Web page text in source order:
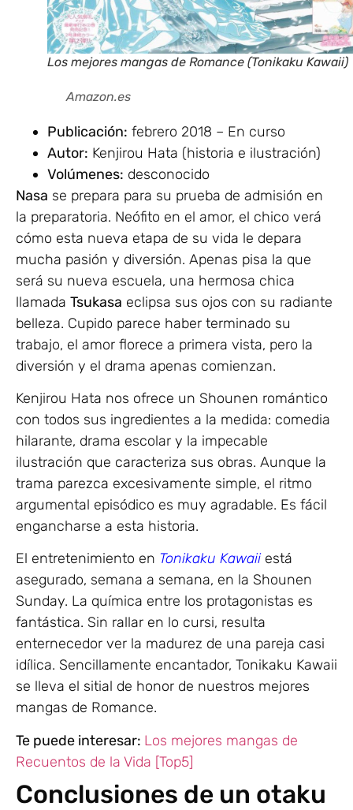
Los mejores mangas de Romance (Tonikaku
Amazon.es
Publicación: febrero 2018 – En curso
Autor: Kenjirou Hata (historia e ilustración)
Volúmenes: desconocido
Nasa se prepara para su prueba de admisión en
la preparatoria. Neófito en el amor, el chico verá
cómo esta nueva etapa de su vida le depara
mucha pasión y diversión. Apenas pisa la que
será su nueva escuela, una hermosa chica
llamada Tsukasa eclipsa sus ojos con su radiante
belleza. Cupido parece haber terminado su
trabajo, el amor florece a primera vista, pero la
diversión y el drama apenas comienzan.
Kenjirou Hata nos ofrece un Shounen romántico
con todos sus ingredientes a la medida: comedia
hilarante, drama escolar y la impecable
ilustración que caracteriza sus obras. Aunque la
trama parezca excesivamente simple, el ritmo
argumental episódico es muy agradable. Es fácil
engancharse a esta historia.
El entretenimiento en Tonikaku Kawaiiestá
asegurado, semana a semana, en la Shounen
Sunday. La química entre los protagonistas es
fantástica. Sin rallar en lo cursi, resulta
enternecedor ver la madurez de una pareja casi
idílica. Sencillamente encantador, Tonikaku Kawaii
se lleva el sitial de honor de nuestros mejores
mangas de Romance.
Te puede interesar: Los mejores mangas de
Recuentos de la Vida [Top5]
Conclusiones de un otaku